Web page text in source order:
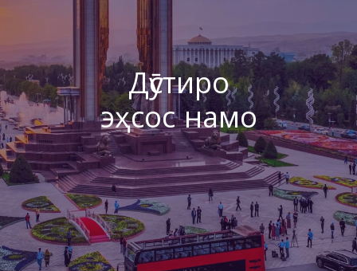
Дӯстиро
эҳсос намо